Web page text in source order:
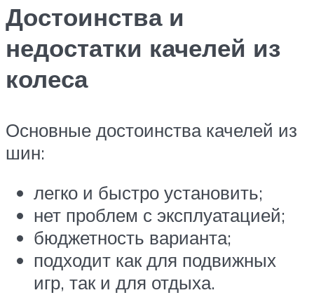
Достоинства и
недостатки качелей из
колеса
Основные достоинства качелей из
шин:
легко и быстро установить;
нет проблем с эксплуатацией;
бюджетность варианта;
подходит как для подвижных
игр, так и для отдыха.